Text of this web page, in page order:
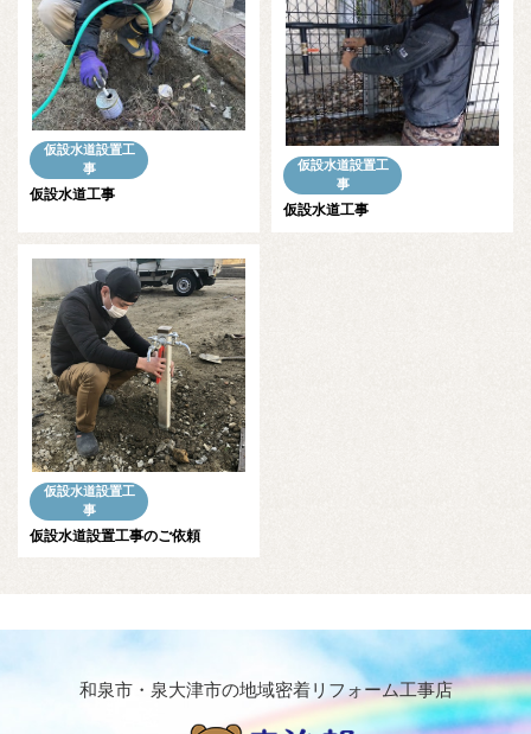
仮設水道設置工
事
仮設水道工事
仮設水道設置工
事
仮設水道工事
仮設水道設置工
事
仮設水道設置工事のご依頼
和泉市・泉大津市の地域密着リフォーム工事店